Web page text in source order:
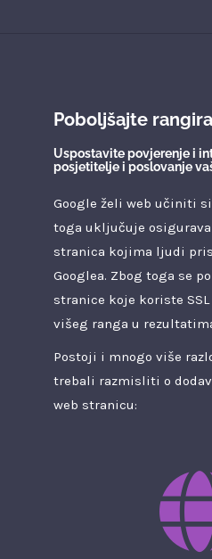
Poboljšajte
Uspostavite povjerenje i
posjetitelje i poslovanje
Google želi web učiniti
toga uključuje
stranica kojima ljudi
Googlea. Zbog toga se
stranice koje koriste
višeg ranga u
Postoji i mnogo više
trebali razmisliti o
web stranicu: